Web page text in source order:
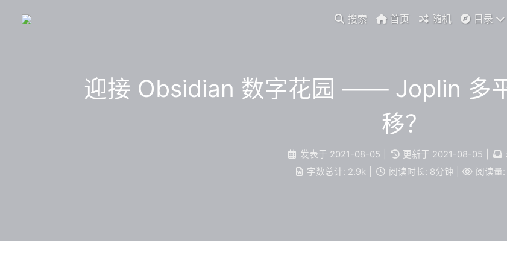
搜索 首页 随机 目录
迎接 Obsidian 数字花园 —— Joplin 多
移？
发表于 2021-08-05 更新于 2021-08-05
字数总计: 2.9k 阅读时长: 8分钟 阅读量: